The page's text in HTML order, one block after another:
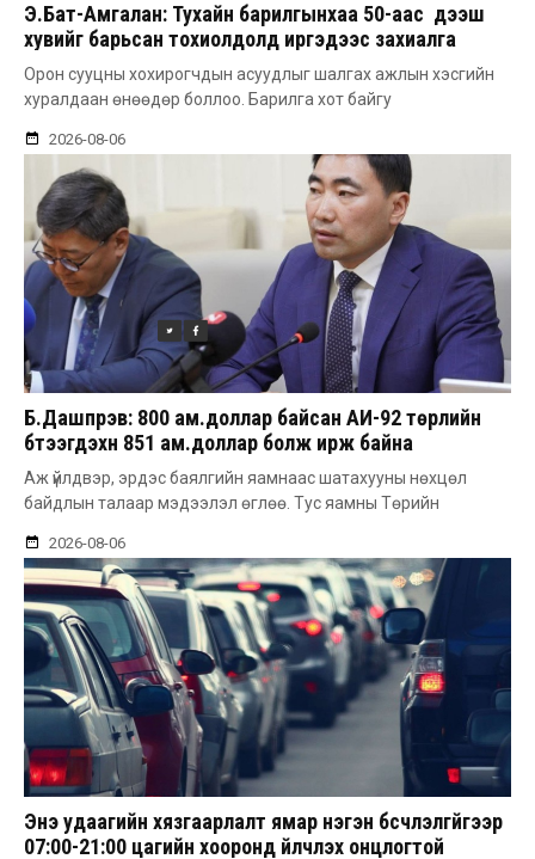
Э.Бат-Амгалан: Тухайн барилгынхаа 50-аас дээш
хувийг барьсан тохиолдолд иргэдээс захиалга
авдаг болгоно
Орон сууцны хохирогчдын асуудлыг шалгах ажлын хэсгийн
хуралдаан өнөөдөр боллоо. Барилга хот байгу
2026-08-06
Б.Дашпүрэв: 800 ам.доллар байсан АИ-92 төрлийн
бүтээгдэхүүн 851 ам.доллар болж ирж байна
Аж үйлдвэр, эрдэс баялгийн яамнаас шатахууны нөхцөл
байдлын талаар мэдээлэл өглөө. Тус яамны Төрийн
2026-08-06
Энэ удаагийн хязгаарлалт ямар нэгэн бүсчлэлгүйгээр
07:00-21:00 цагийн хооронд үйлчлэх онцлогтой